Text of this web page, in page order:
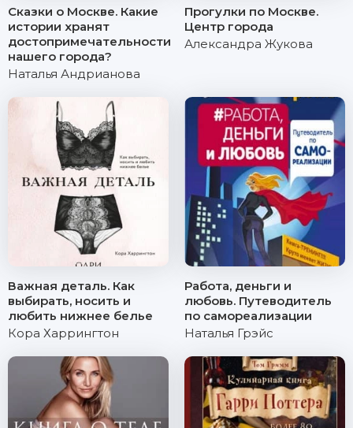
Сказки о Москве. Какие
истории хранят
достопримечательности
нашего города?
Наталья Андрианова
Прогулки по Москве.
Центр города
Александра Жукова
Важная деталь. Как
выбирать, носить и
любить нижнее белье
Кора Харрингтон
Работа, деньги и
любовь. Путеводитель
по самореализации
Наталья Грэйс